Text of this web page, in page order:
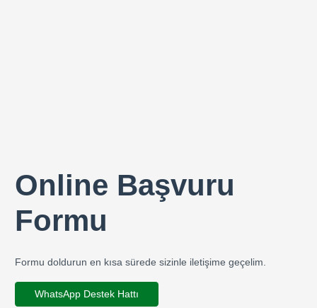
Online Başvuru
Formu
Formu doldurun en kısa sürede sizinle iletişime geçelim.
WhatsApp Destek Hattı